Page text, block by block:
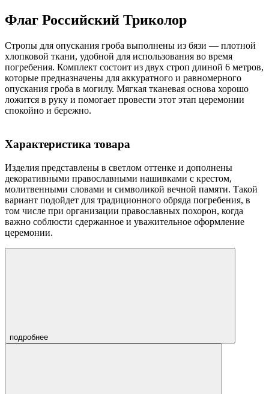
Флаг Российский Триколор
Стропы для опускания гроба выполнены из бязи — плотной
хлопковой ткани, удобной для использования во время
погребения. Комплект состоит из двух строп длиной 6 метров,
которые предназначены для аккуратного и равномерного
опускания гроба в могилу. Мягкая тканевая основа хорошо
ложится в руку и помогает провести этот этап церемонии
спокойно и бережно.
Характеристика товара
Изделия представлены в светлом оттенке и дополнены
декоративными православными нашивками с крестом,
молитвенными словами и символикой вечной памяти. Такой
вариант подойдет для традиционного обряда погребения, в
том числе при организации православных похорон, когда
важно соблюсти сдержанное и уважительное оформление
церемонии.
подробнее